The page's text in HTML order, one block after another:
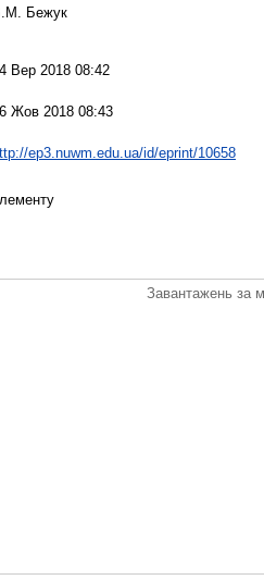
Бежук
Вер 2018 08:42
Жов 2018 08:43
ep3.nuwm.edu.ua/id/eprint/10658
Завантажень за